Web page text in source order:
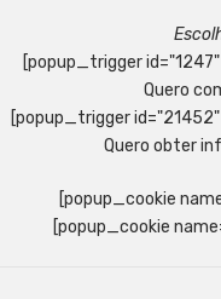
[popup_trigger
Quero
[popup_trigger
Quero obter
[popup_cookie
[popup_cookie